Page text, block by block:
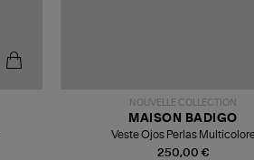
NOUVELLE COLLECTION
250,00 €
MAISON BADIGO
Veste Ojos Perlas